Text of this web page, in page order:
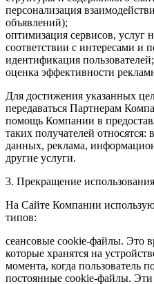
персонализация
объявлений);
оптимизация сервисов, услуг
соответствии с интересами и
идентификация пользователей;
оценка эффективности
Для достижения указанных
передаваться Партнерам
помощь Компании в
таких получателей относятся:
данных, реклама,
другие услуги.
3. Прекращение
На Сайте Компании
типов:
сеансовые cookie-файлы. Это
которые хранятся на
момента, когда пользователь
постоянные cookie-файлы.